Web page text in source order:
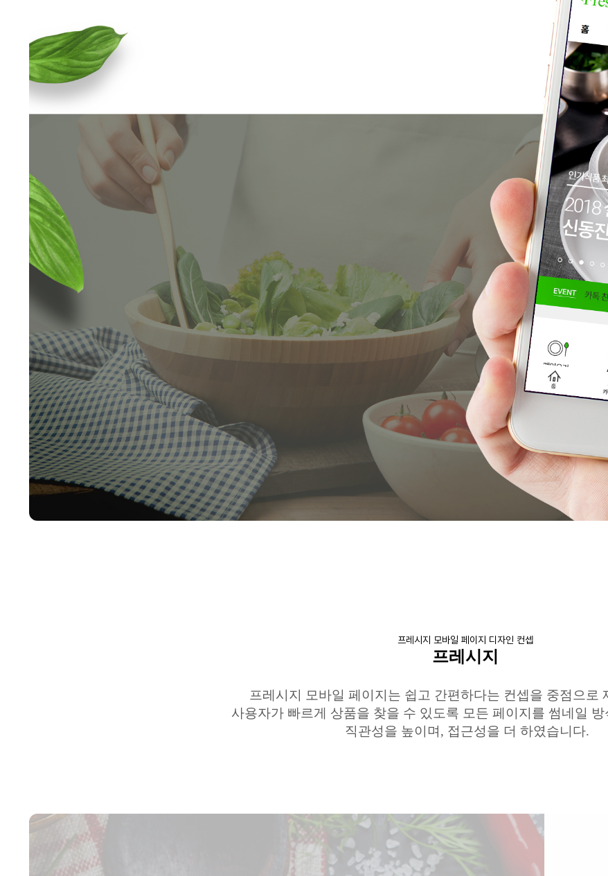
프레시지 모바일 페이지 디자인 컨셉
프레시지
프레시지 모바일 페이지는 쉽고 간편하다는 컨셉을 중점으로
사용자가 빠르게 상품을 찾을 수 있도록 모든 페이지를 썸네일 방
직관성을 높이며 , 접근성을 더 하였습니다.